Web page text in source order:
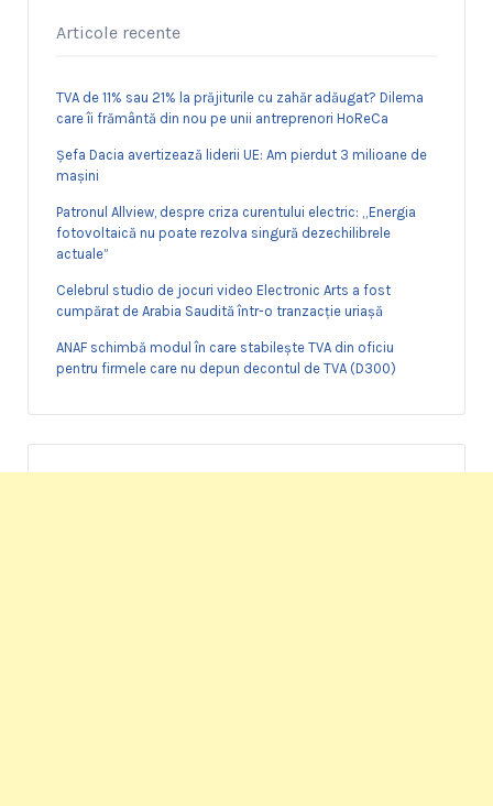
Articole recente
TVA de 11% sau 21% la prăjiturile cu zahăr adăugat? Dilema
care îi frământă din nou pe unii antreprenori HoReCa
Șefa Dacia avertizează liderii UE: Am pierdut 3 milioane de
mașini
Patronul Allview, despre criza curentului electric: „Energia
fotovoltaică nu poate rezolva singură dezechilibrele
actuale”
Celebrul studio de jocuri video Electronic Arts a fost
cumpărat de Arabia Saudită într-o tranzacție uriașă
ANAF schimbă modul în care stabilește TVA din oficiu
pentru firmele care nu depun decontul de TVA (D300)